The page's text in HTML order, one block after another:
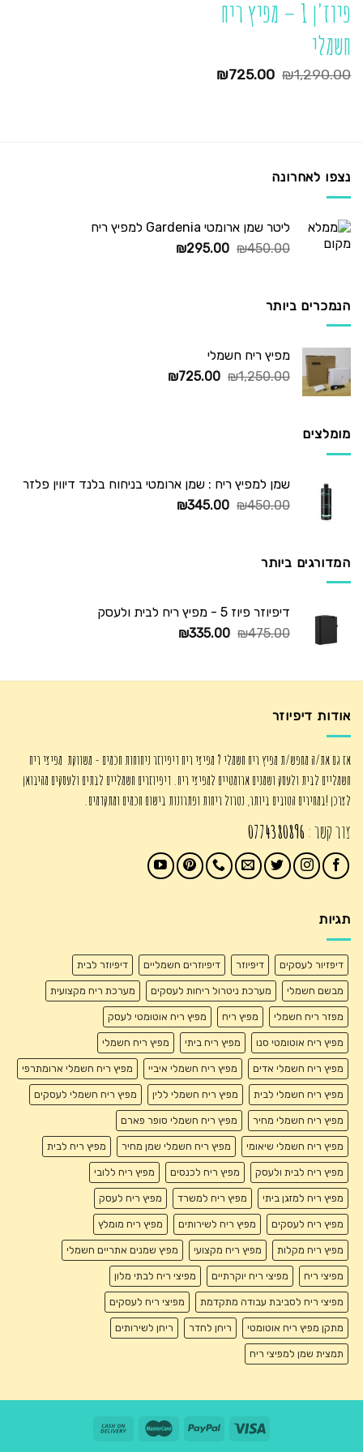
פיוז'ן 1 – מפיץ ריח
חשמלי
₪1,290.00
המחיר
₪725.00
נצפו לאחרונה
ליטר שמן ארומטי Gardenia למפיץ ריח
₪450.00
המחיר
₪295.00
המחיר
הנמכרים ביותר
מפיץ ריח חשמלי
₪1,250.00
המחיר
₪725.00
המחיר
מומלצים
שמן למפיץ ריח : שמן ארומטי בניחוח בלנד דיווין פלזר
₪450.00
המחיר
₪345.00
המחיר
המדורגים ביותר
דיפיוזר פיוז 5 - מפיץ ריח לבית ולעסק
₪475.00
המחיר
₪475.00.
₪335.00
המחיר
₪335.00.
אודות דיפיוזר
אז גם את/ה מחפש/ת מפיץ ריח חשמלי ? מפיצי ריח דיפיוזר ניחוחות חכמים - משווקת מפיצי ריח
חשמליים לבית ולעסק ושמנים ארומטיים למפיצי ריח. דיפיוזרים חשמליים לבתים ולעסקים מהיבואן
לצרכן !במחירים הטובים ביותר, נטרול ריחות ופתרונות בישום חכמים ומתקדמים.
צור קשר : 0774380896
תגיות
דיפזיור לעסקים דיפיוזר דיפיוזרים חשמליים דיפיוזר לבית
מבשם חשמלי מערכת ניטרול ריחות לעסקים מערכת ריח מקצועית
מפזר ריח חשמלי מפיץ ריח מפיץ ריח אוטומטי לעסק
מפיץ ריח אוטומטי סנו מפיץ ריח ביתי מפיץ ריח חשמלי
מפיץ ריח חשמלי אדים מפיץ ריח חשמלי איביי מפיץ ריח חשמלי ארומתרפי
מפיץ ריח חשמלי לבית מפיץ ריח חשמלי ללין מפיץ ריח חשמלי לעסקים
מפיץ ריח חשמלי מחיר מפיץ ריח חשמלי סופר פארם
מפיץ ריח חשמלי שיאומי מפיץ ריח חשמלי שמן מחיר מפיץ ריח לבית
מפיץ ריח לבית ולעסק מפיץ ריח לכנסים מפיץ ריח ללובי
מפיץ ריח למזגן ביתי מפיץ ריח למשרד מפיץ ריח לעסק
מפיץ ריח לעסקים מפיץ ריח לשירותים מפיץ ריח מומלץ
מפיץ ריח מקלות מפיץ ריח מקצועי מפיץ שמנים אתריים חשמלי
מפיצי ריח מפיצי ריח יוקרתיים מפיצי ריח לבתי מלון
מפיצי ריח לסביבת עבודה מתקדמת מפיצי ריח לעסקים
מתקן מפיץ ריח אוטומטי ריחן לחדר ריחן לשירותים
תמצית שמן למפיצי ריח